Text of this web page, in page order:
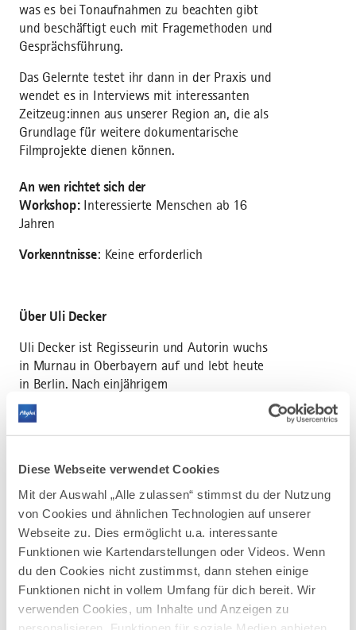
Diese Webseite verwendet Cookies
Mit der Auswahl „Alle zulassen“ stimmst du der Nutzung
von Cookies und ähnlichen Technologien auf unserer
Webseite zu. Dies ermöglicht u.a. interessante
Funktionen wie Kartendarstellungen oder Videos. Wenn
du den Cookies nicht zustimmst, dann stehen einige
Funktionen nicht in vollem Umfang für dich bereit. Wir
verwenden Cookies, um Inhalte und Anzeigen zu
was es bei Tonaufnahmen zu beachten gibt
und beschäftigt euch mit Fragemethoden und
Gesprächsführung.
Das Gelernte testet ihr dann in der Praxis und
wendet es in Interviews mit interessanten
Zeitzeug:innen aus unserer Region an, die als
Grundlage für weitere dokumentarische
Filmprojekte dienen können.
An wen richtet sich der
Workshop:Interessierte Menschen ab 16
Jahren
Vorkenntnisse: Keine erforderlich
Über Uli Decker
Uli Decker ist Regisseurin und Autorin wuchs
in Murnau in Oberbayern auf und lebt heute
in Berlin. Nach einjährigem
Auslandsaufenthalt im Amazonasgebiet
Brasiliens Studium der Spanischen,
Portugiesischen und Lateinamerikanischen
King's College London, Humboldt Universität
zu Berlin und Universidad Complutense,
Madrid. Danach Master in Kreativem
Dokumentarfilm an der Universidad Pompeu
Fabra, Barcelona.
Mit ihrem Film "ANIMA - die Kleider meines
Vaters" gewann sie unter vielen anderen den
Bayerischen Filmpreis, den Max Ophüls Preis